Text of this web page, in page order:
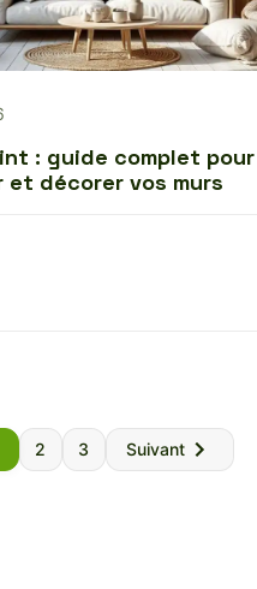
: guide complet pour
et décorer vos murs
Pagination
des
2 3 Suivant